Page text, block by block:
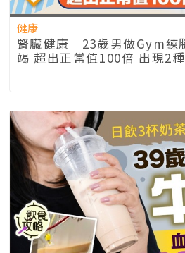
健康
腎臟健康｜23歲男做Gym練
竭 超出正常值100倍 出現2